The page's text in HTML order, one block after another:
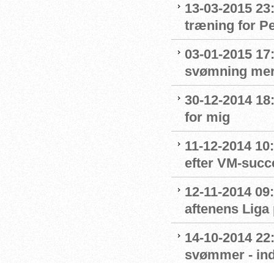
13-03-2015
træning for
03-01-2015
svømning
30-12-2014
for mig
11-12-2014
efter VM-
12-11-2014
aftenens Liga
14-10-2014
svømmer -